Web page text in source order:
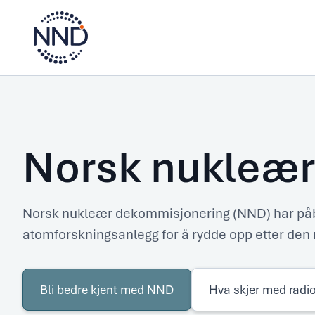
Norsk
Norsk nukleær dekommisjonering (NND) har
atomforskningsanlegg for å rydde opp etter
Bli bedre kjent med NND
Bli
bedreHva skjer med